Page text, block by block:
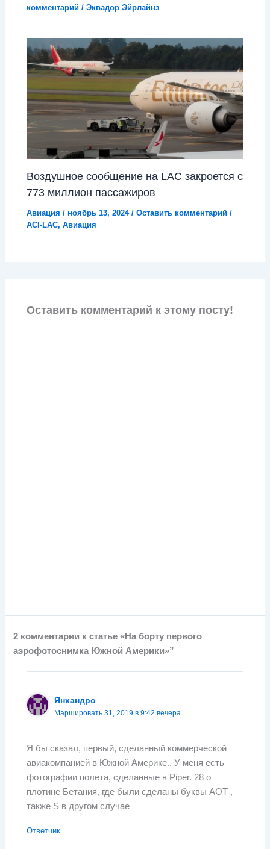
комментарий /Эквадор Эйрлайнз
Воздушное сообщение на LAC закроется с
773 миллион пассажиров
Авиация /ноябрь 13, 2024/Оставить комментарий /
ACI-LAC,Авиация
Оставить комментарий к этому посту!
2 комментарии к статье «На борту первого
аэрофотоснимка Южной Америки»”
Янхандро
Маршировать 31, 2019 в 9:42 вечера
Я бы сказал, первый, сделанный коммерческой
авиакомпанией в Южной Америке., У меня есть
фотографии полета, сделанные в Piper. 28 о
плотине Бетания, где были сделаны буквы АОТ ,
также S в другом случае
Ответчик